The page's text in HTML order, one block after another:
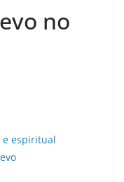
no
e espiritual